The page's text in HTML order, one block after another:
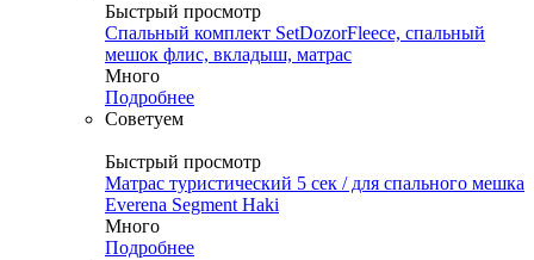
Быстрый просмотр
Спальный комплект SetDozorFleece, спальный
мешок флис, вкладыш, матрас
Много
Подробнее
Советуем
Быстрый просмотр
Матрас туристический 5 сек / для спального мешка
Everena Segment Haki
Много
Подробнее